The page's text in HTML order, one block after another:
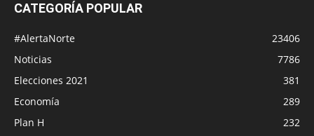
CATEGORÍA POPULAR
#AlertaNorte
23406
Noticias
7786
Elecciones 2021
381
Economía
289
Plan H
232